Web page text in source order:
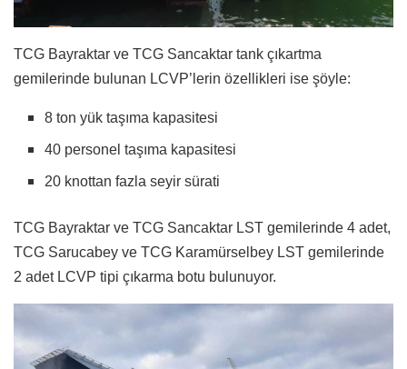
TCG Bayraktar ve TCG Sancaktar tank çıkartma
gemilerinde bulunan LCVP’lerin özellikleri ise şöyle:
8 ton yük taşıma kapasitesi
40 personel taşıma kapasitesi
20 knottan fazla seyir sürati
TCG Bayraktar ve TCG Sancaktar LST gemilerinde 4 adet,
TCG Sarucabey ve TCG Karamürselbey LST gemilerinde
2 adet LCVP tipi çıkarma botu bulunuyor.